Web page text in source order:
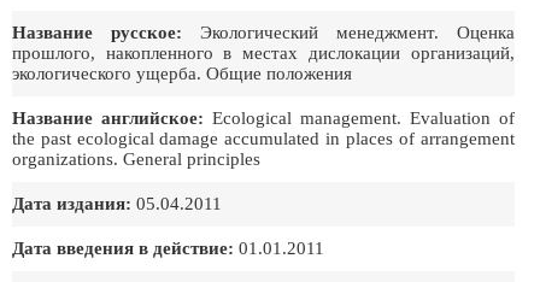
Название русское: Экологический менеджмент. Оценка
прошлого, накопленного в местах дислокации организаций,
экологического ущерба. Общие положения
Название английское: Ecological management. Evaluation of
the past ecological damage accumulated in places of arrangement
organizations. General principles
Дата издания: 05.04.2011
Дата введения в действие: 01.01.2011